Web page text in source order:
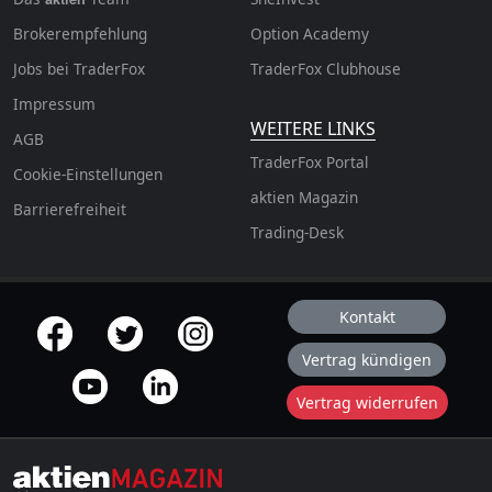
Brokerempfehlung
Jobs bei TraderFox
Impressum
AGB
Cookie-Einstellungen
Barrierefreiheit
Option Academy
TraderFox Clubhouse
WEITERE LINKS
TraderFox Portal
aktien Magazin
Trading-Desk
offizielle Social Media-Accounts Kontakt
Vertrag kündigen
Vertrag widerrufen